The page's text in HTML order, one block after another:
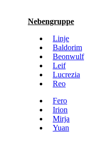
Nebengruppe
Linje
Baldorim
Beonwulf
Leif
Lucrezia
Reo
Fero
Irion
Mirja
Yuan